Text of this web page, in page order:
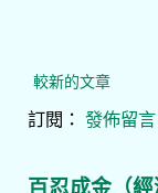
較新的文章
訂閱： 發佈留
百忍成金（